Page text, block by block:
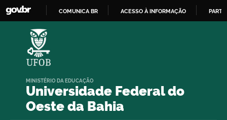
COMUNICA BR ACESSO À INFORMAÇÃO
Universidade Federal do
Oeste da Bahia
MINISTÉRIO DA EDUCAÇÃO